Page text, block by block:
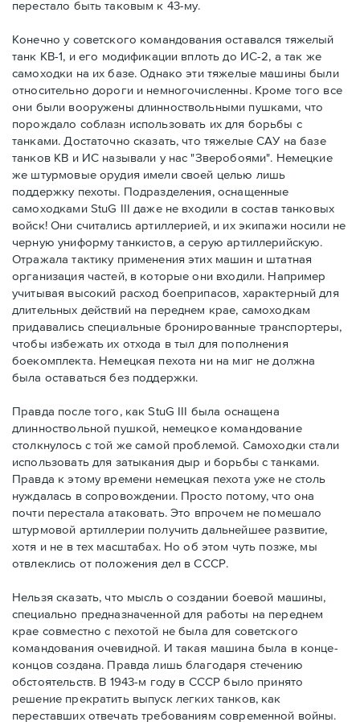
перестало быть таковым к 43-му.
Конечно у советского командования оставался тяжелый
танк КВ-1, и его модификации вплоть до ИС-2, а так же
самоходки на их базе. Однако эти тяжелые машины были
относительно дороги и немногочисленны. Кроме того все
они были вооружены длинноствольными пушками, что
порождало соблазн использовать их для борьбы с
танками. Достаточно сказать, что тяжелые САУ на базе
танков КВ и ИС называли у нас "Зверобоями". Немецкие
же штурмовые орудия имели своей целью лишь
поддержку пехоты. Подразделения, оснащенные
самоходками StuG III даже не входили в состав танковых
войск! Они считались артиллерией, и их экипажи носили не
черную униформу танкистов, а серую артиллерийскую.
Отражала тактику применения этих машин и штатная
организация частей, в которые они входили. Например
учитывая высокий расход боеприпасов, характерный для
длительных действий на переднем крае, самоходкам
придавались специальные бронированные транспортеры,
чтобы избежать их отхода в тыл для пополнения
боекомплекта. Немецкая пехота ни на миг не должна
была оставаться без поддержки.
Правда после того, как StuG III была оснащена
длинноствольной пушкой, немецкое командование
столкнулось с той же самой проблемой. Самоходки стали
использовать для затыкания дыр и борьбы с танками.
Правда к этому времени немецкая пехота уже не столь
нуждалась в сопровождении. Просто потому, что она
почти перестала атаковать. Это впрочем не помешало
штурмовой артиллерии получить дальнейшее развитие,
хотя и не в тех масштабах. Но об этом чуть позже, мы
отвлеклись от положения дел в СССР.
Нельзя сказать, что мысль о создании боевой машины,
специально предназначенной для работы на переднем
крае совместно с пехотой не была для советского
командования очевидной. И такая машина была в конце-
концов создана. Правда лишь благодаря стечению
обстоятельств. В 1943-м году в СССР было принято
решение прекратить выпуск легких танков, как
переставших отвечать требованиям современной войны.